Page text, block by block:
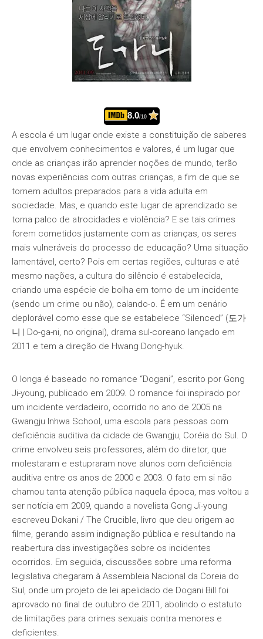
8.0/10
A escola é um lugar onde existe a constituição de saberes
que envolvem conhecimentos e valores, é um lugar que
onde as crianças irão aprender noções de mundo, terão
novas experiências com outras crianças, a fim de que se
tornem adultos preparados para a vida adulta em
sociedade. Mas, e quando este lugar de aprendizado se
torna palco de atrocidades e violência? E se tais crimes
forem cometidos justamente com as crianças, os seres
mais vulneráveis do processo de educação? Uma situação
lamentável, certo? Pois em certas regiões, culturas e até
mesmo nações, a cultura do silêncio é estabelecida,
criando uma espécie de bolha em torno de um incidente
(sendo um crime ou não), calando-o. É em um cenário
deplorável como esse que se estabelece “Silenced” (도가
니 | Do-ga-ni, no original), drama sul-coreano lançado em
2011 e tem a direção de Hwang Dong-hyuk.
O longa é baseado no romance “Dogani”, escrito por Gong
Ji-young, publicado em 2009. O romance foi inspirado por
um incidente verdadeiro, ocorrido no ano de 2005 na
Gwangju Inhwa School, uma escola para pessoas com
deficiência auditiva da cidade de Gwangju, Coréia do Sul. O
crime envolveu seis professores, além do diretor, que
molestaram e estupraram nove alunos com deficiência
auditiva entre os anos de 2000 e 2003. O fato em si não
chamou tanta atenção pública naquela época, mas voltou a
ser notícia em 2009, quando a novelista Gong Ji-young
escreveu Dokani / The Crucible, livro que deu origem ao
filme, gerando assim indignação pública e resultando na
reabertura das investigações sobre os incidentes
ocorridos. Em seguida, discussões sobre uma reforma
legislativa chegaram à Assembleia Nacional da Coreia do
Sul, onde um projeto de lei apelidado de Dogani Bill foi
aprovado no final de outubro de 2011, abolindo o estatuto
de limitações para crimes sexuais contra menores e
deficientes.